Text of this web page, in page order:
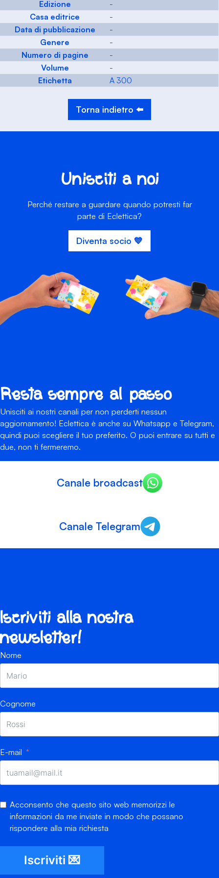
Edizione
-
Casa editrice
-
Data di pubblicazione
-
Genere
-
Numero di pagine
-
Volume
-
Etichetta
A 300
Torna indietro ⬅️
Unisciti a noi
Perché restare a guardare quando potresti far
parte di Eclettica?
Diventa socio 💙
Resta sempre al passo
Unisciti ai nostri canali per non perderti nessun
aggiornamento! Eclettica è anche su Whatsapp e Telegram,
quindi puoi scegliere il tuo preferito. O puoi entrare su tutti e
due, non ti fermeremo.
Canale broadcast
Canale Telegram
Iscriviti alla nostra
newsletter!
Nome
Cognome
E-mail
Acconsento che questo sito web memorizzi le
informazioni da me inviate in modo che possano
rispondere alla mia richiesta
Iscriviti 💌